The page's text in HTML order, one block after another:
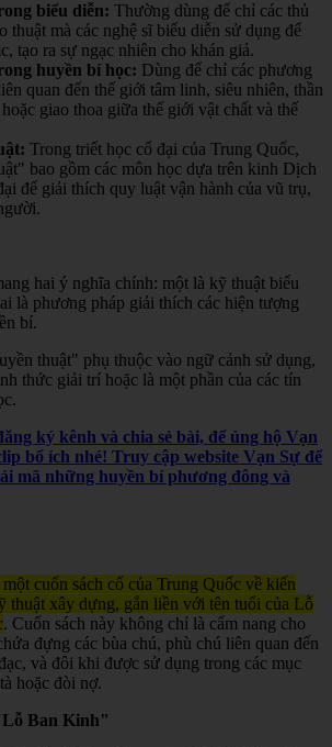
biểu diễn: Thường dùng để chỉ các thủ
thuật mà các nghệ sĩ biểu diễn sử dụng để
tạo ra sự ngạc nhiên cho khán giả.
huyền bí học: Dùng để chỉ các phương
quan đến thế giới tâm linh, siêu nhiên, thần
giao thoa giữa thế giới vật chất và thế
Trong triết học cổ đại của Trung Quốc,
bao gồm các môn học dựa trên kinh Dịch
để giải thích quy luật vận hành của vũ trụ,
hai ý nghĩa chính: một là kỹ thuật biểu
là phương pháp giải thích các hiện tượng
bí.
thuật" phụ thuộc vào ngữ cảnh sử dụng,
thức giải trí hoặc là một phần của các tín
ký kênh và chia sẻ bài, để ủng hộ Vạn
bổ ích nhé! Truy cập website Vạn Sự để
mã những huyền bí phương đông và
một cuốn sách cổ của Trung Quốc về kiến
thuật xây dựng, gắn liền với tên tuổi của Lỗ
. Cuốn sách này không chỉ là cẩm nang cho
đựng các bùa chú, phù chú liên quan đến
và đôi khi được sử dụng trong các mục
hoặc đòi nợ.
Ban Kinh"